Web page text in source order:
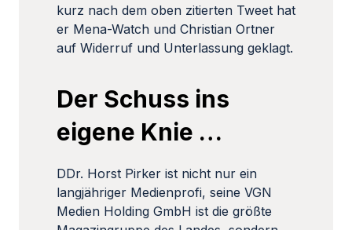
kurz nach dem oben zitierten Tweet hat
er Mena-Watch und Christian Ortner
auf Widerruf und Unterlassung geklagt.
Der Schuss ins
eigene Knie …
DDr. Horst Pirker ist nicht nur ein
langjähriger Medienprofi, seine VGN
Medien Holding GmbH ist die größte